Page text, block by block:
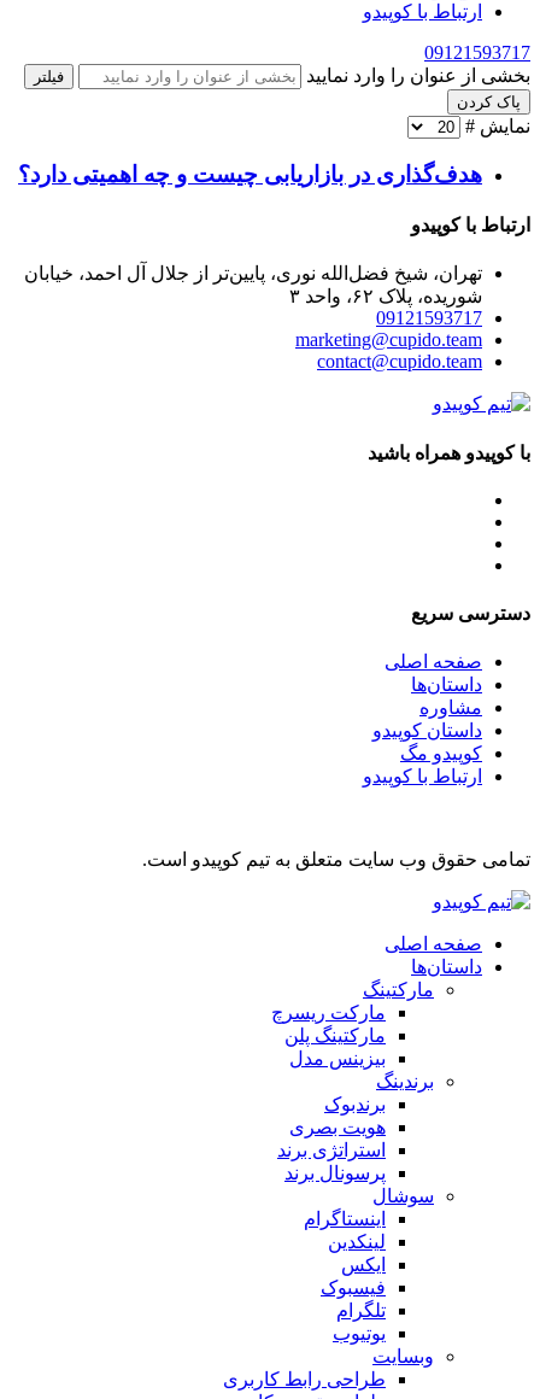
ارتباط با کوپیدو
09121593717
بخشی از عنوان را وارد نمایید
فیلتر
پاک کردن
نمایش #
هدف‌گذاری در بازاریابی چیست و چه اهمیتی دارد؟
ارتباط با کوپیدو
تهران، شیخ فضل‌الله نوری، پایین‌تر از جلال آل احمد، خیابان
شوریده، پلاک ۶۲، واحد ۳
09121593717
marketing@cupido.team
contact@cupido.team
با کوپیدو همراه باشید
دسترسی سریع
صفحه اصلی
داستان‌ها
مشاوره
داستان کوپیدو
کوپیدو مگ
ارتباط با کوپیدو
تمامی حقوق وب سایت متعلق به تیم کوپیدو است.
صفحه اصلی
داستان‌ها
مارکتینگ
مارکت ریسرچ
مارکتینگ پلن
بیزینس مدل
برندینگ
برندبوک
هویت بصری
استراتژی برند
پرسونال برند
سوشال
اینستاگرام
لینکدین
ایکس
فیسبوک
تلگرام
یوتیوب
وبسایت
طراحی رابط کاربری